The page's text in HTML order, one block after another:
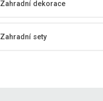
Zahradní dekorace
Zahradní sety